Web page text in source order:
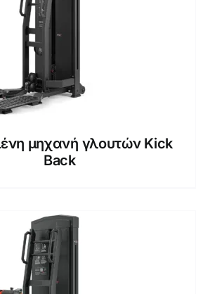
μηχανή γλουτών Kick
Back